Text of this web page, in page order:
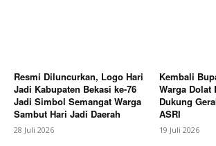
Berita Lainnya Wakil Bupati Karo
Jenderal India Ke FBB Tahun 2026
Resmi Diluncurkan, Logo Hari
Jadi Kabupaten Bekasi ke-76
Jadi Simbol Semangat Warga
Sambut Hari Jadi Daerah
28 Juli 2026
Kembali
Warga Dolat
Dukung
ASRI
19 Juli 2026